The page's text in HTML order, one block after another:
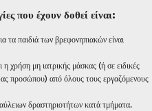
που έχουν δοθεί είναι:
τα παιδιά των βρεφονηπιακών είναι
η χρήση μη ιατρικής μάσκας (ή σε ειδικές
προσώπου) από όλους τους εργαζόμενους
δραστηριοτήτων κατά τμήματα.